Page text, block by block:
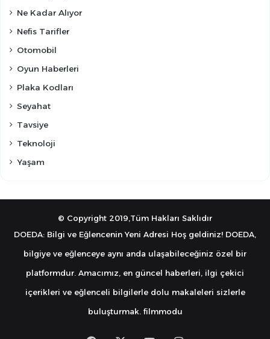
Ne Kadar Alıyor
Nefis Tarifler
Otomobil
Oyun Haberleri
Plaka Kodları
Seyahat
Tavsiye
Teknoloji
Yaşam
© Copyright 2019,Tüm Hakları Saklıdır
DOEDA: Bilgi ve Eğlencenin Yeni Adresi Hoş geldiniz! DOEDA,
bilgiye ve eğlenceye aynı anda ulaşabileceğiniz özel bir
platformdur. Amacımız, en güncel haberleri, ilgi çekici
içerikleri ve eğlenceli bilgilerle dolu makaleleri sizlerle
buluşturmak. filmmodu